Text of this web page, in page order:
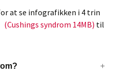
at se infografikken i 4 trin
(Cushings syndrom 14MB) til